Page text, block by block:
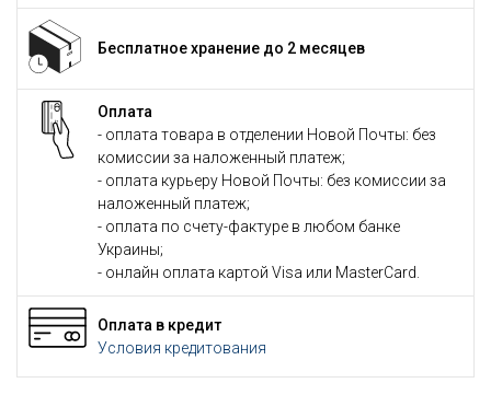
Бесплатное хранение до 2 месяцев
Оплата
- оплата товара в отделении Новой Почты: без
комиссии за наложенный платеж;
- оплата курьеру Новой Почты: без комиссии за
наложенный платеж;
- оплата по счету-фактуре в любом банке
Украины;
- онлайн оплата картой Visa или MasterCard.
Оплата в кредит
Условия кредитования